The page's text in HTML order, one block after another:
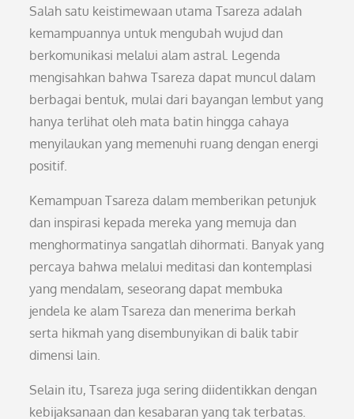
Salah satu keistimewaan utama Tsareza adalah
kemampuannya untuk mengubah wujud dan
berkomunikasi melalui alam astral. Legenda
mengisahkan bahwa Tsareza dapat muncul dalam
berbagai bentuk, mulai dari bayangan lembut yang
hanya terlihat oleh mata batin hingga cahaya
menyilaukan yang memenuhi ruang dengan energi
positif.
Kemampuan Tsareza dalam memberikan petunjuk
dan inspirasi kepada mereka yang memuja dan
menghormatinya sangatlah dihormati. Banyak yang
percaya bahwa melalui meditasi dan kontemplasi
yang mendalam, seseorang dapat membuka
jendela ke alam Tsareza dan menerima berkah
serta hikmah yang disembunyikan di balik tabir
dimensi lain.
Selain itu, Tsareza juga sering diidentikkan dengan
kebijaksanaan dan kesabaran yang tak terbatas.